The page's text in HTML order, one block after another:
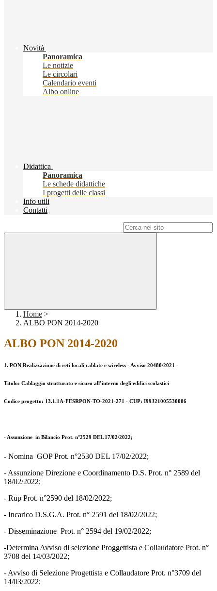
Novità
Panoramica
Le notizie
Le circolari
Calendario eventi
Albo online
Didattica
Panoramica
Le schede didattiche
I progetti delle classi
Info utili
Contatti
Home >
ALBO PON 2014-2020
ALBO PON 2014-2020
1. PON Realizzazione di reti locali cablate e wireless - Avviso 20480/2021 -
Titolo: Cablaggio strutturato e sicuro all’interno degli edifici scolastici
Codice progetto: 13.1.1A-FESRPON-TO-2021-271 - CUP: I99J21005530006
- Assunzione in Bilancio Prot. n°2529 DEL 17/02/2022;
- Nomina GOP Prot. n°2530 DEL 17/02/2022;
- Assunzione Direzione e Coordinamento D.S. Prot. n° 2589 del
18/02/2022;
- Rup Prot. n°2590 del 18/02/2022;
- Incarico D.S.G.A. Prot. n° 2591 del 18/02/2022;
- Disseminazione Prot. n° 2594 del 19/02/2022;
-Determina Avviso di selezione Proggettista e Collaudatore Prot. n°
3708 del 14/03/2022;
- Avviso di Selezione Progettista e Collaudatore Prot. n°3709 del
14/03/2022;